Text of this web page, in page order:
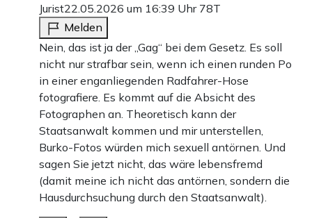
Jurist22.05.2026 um 16:39 Uhr 78T
Melden
Nein, das ist ja der „Gag“ bei dem Gesetz. Es soll
nicht nur strafbar sein, wenn ich einen runden Po
in einer enganliegenden Radfahrer-Hose
fotografiere. Es kommt auf die Absicht des
Fotographen an. Theoretisch kann der
Staatsanwalt kommen und mir unterstellen,
Burko-Fotos würden mich sexuell antörnen. Und
sagen Sie jetzt nicht, das wäre lebensfremd
(damit meine ich nicht das antörnen, sondern die
Hausdurchsuchung durch den Staatsanwalt).